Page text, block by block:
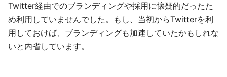
Twitter経由でのブランディングや採用に懐疑的だったた
め利用していませんでした。もし、当初からTwitterを利
用しておけば、ブランディングも加速していたかもしれな
いと内省しています。